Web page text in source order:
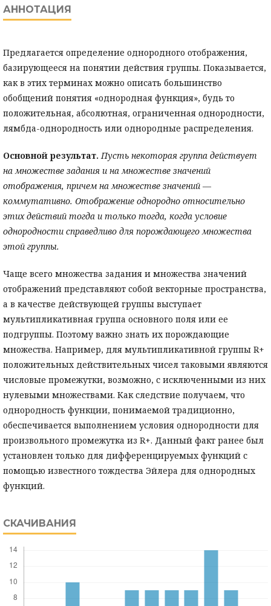
АННОТАЦИЯ
Предлагается определение однородного отображения,
базирующееся на понятии действия группы. Показывается,
как в этих терминах можно описать большинство
обобщений понятия «однородная функция», будь то
положительная, абсолютная, ограниченная однородности,
лямбда-однородность или однородные распределения.
Основной результат.Пусть некоторая группа действует
на множестве задания и на множестве значений
отображения, причем на множестве значений —
коммутативно. Отображение однородно относительно
этих действий тогда и только тогда, когда условие
однородности справедливо для порождающего множества
этой группы.
Чаще всего множества задания и множества значений
отображений представляют собой векторные пространства,
а в качестве действующей группы выступает
мультипликативная группа основного поля или ее
подгруппы. Поэтому важно знать их порождающие
множества. Например, для мультипликативной группы R+
положительных действительных чисел таковыми являются
числовые промежутки, возможно, с исключенными из них
нулевыми множествами. Как следствие получаем, что
однородность функции, понимаемой традиционно,
обеспечивается выполнением условия однородности для
произвольного промежутка из R+. Данный факт ранее был
установлен только для дифференцируемых функций с
помощью известного тождества Эйлера для однородных
функций.
СКАЧИВАНИЯ